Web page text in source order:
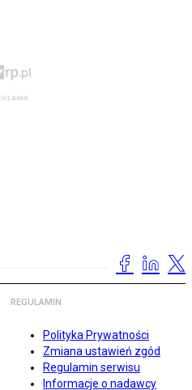
REGULAMIN
Polityka Prywatności
Zmiana ustawień zgód
Regulamin serwisu
Informacje o nadawcy